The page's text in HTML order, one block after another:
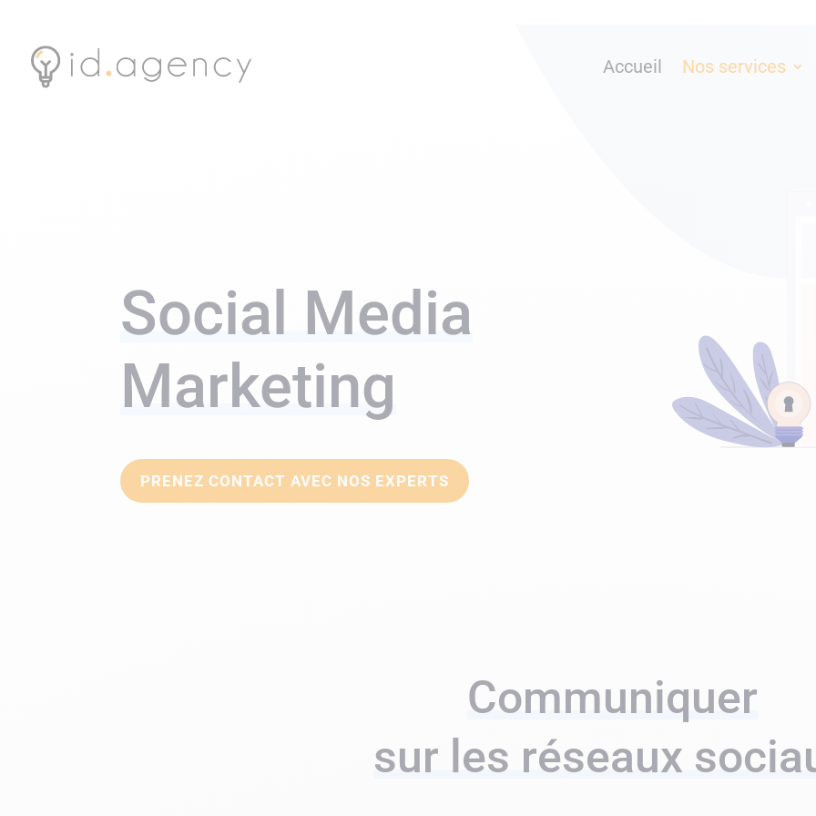
Accueil Nos services
Social Media
Marketing
PRENEZ CONTACT AVEC NOS EXPERTS
Communiquer
sur les réseaux